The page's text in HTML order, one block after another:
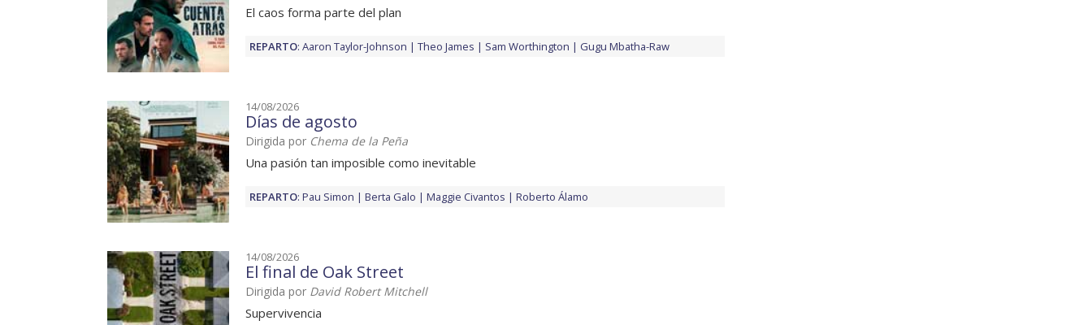
El caos forma parte del plan
REPARTO: Aaron Taylor-Johnson Theo James Sam Worthington Gugu Mbatha-Raw
14/08/2026
Días de agosto
Dirigida por Chema de la Peña
Una pasión tan imposible como inevitable
REPARTO: Pau Simon Berta Galo Maggie Civantos Roberto Álamo
14/08/2026
El final de Oak Street
Dirigida por David Robert Mitchell
Supervivencia